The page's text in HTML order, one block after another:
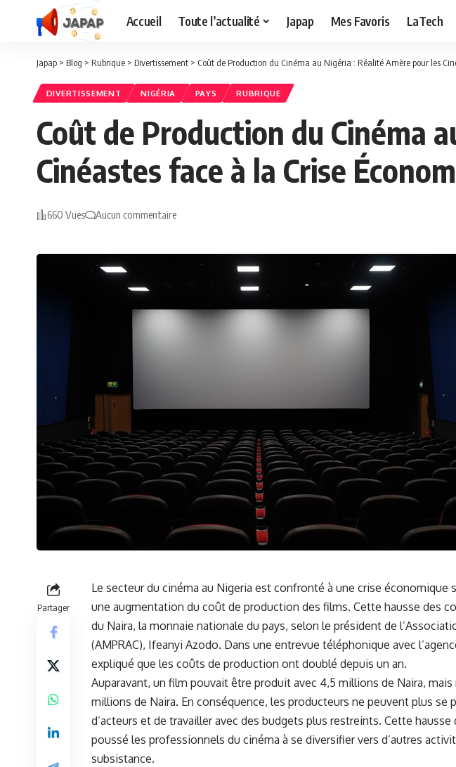
Accueil Toute l’actualité Japap Mes Favoris LaTech
Japap > Blog > Rubrique > Divertissement > Coût de Production du Cinéma au Nigéria : Réalité Amère pour les
DIVERTISSEMENT NIGÉRIA PAYS RUBRIQUE
Coût de Production du Cinéma
Cinéastes face à la Crise
660 Vues Aucun commentaire
Partager
Le secteur du cinéma au Nigeria est confronté à une crise économique
une augmentation du coût de production des films. Cette hausse des
du Naira, la monnaie ⁤nationale du pays, selon ‌le président de
(AMPRAC), Ifeanyi Azodo. Dans une‌ entrevue téléphonique avec
⁤expliqué que les coûts de production ont doublé depuis un an.
Auparavant, un film pouvait être produit avec 4,5 millions de Naira, mais
⁣millions ‍de Naira. En conséquence, les producteurs ne peuvent plus se
d’acteurs et de travailler avec ⁣des budgets plus restreints. Cette
poussé ‌les professionnels ‌du⁣ cinéma à se diversifier vers d’autres
subsistance.